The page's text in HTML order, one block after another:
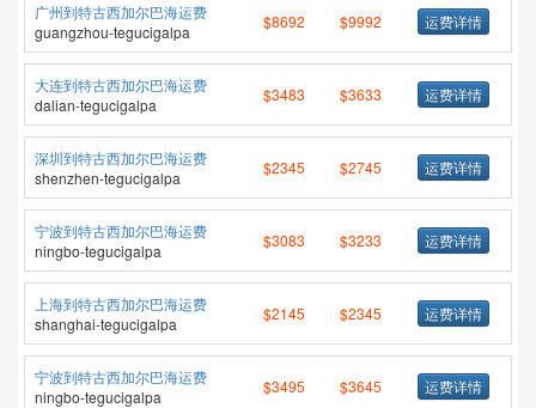
广州到特古西加尔巴海运费
guangzhou-tegucigalpa
$8692 $9992 运费详情
大连到特古西加尔巴海运费
dalian-tegucigalpa
$3483 $3633 运费详情
深圳到特古西加尔巴海运费
shenzhen-tegucigalpa
$2345 $2745 运费详情
宁波到特古西加尔巴海运费
ningbo-tegucigalpa
$3083 $3233 运费详情
上海到特古西加尔巴海运费
shanghai-tegucigalpa
$2145 $2345 运费详情
宁波到特古西加尔巴海运费
ningbo-tegucigalpa
$3495 $3645 运费详情